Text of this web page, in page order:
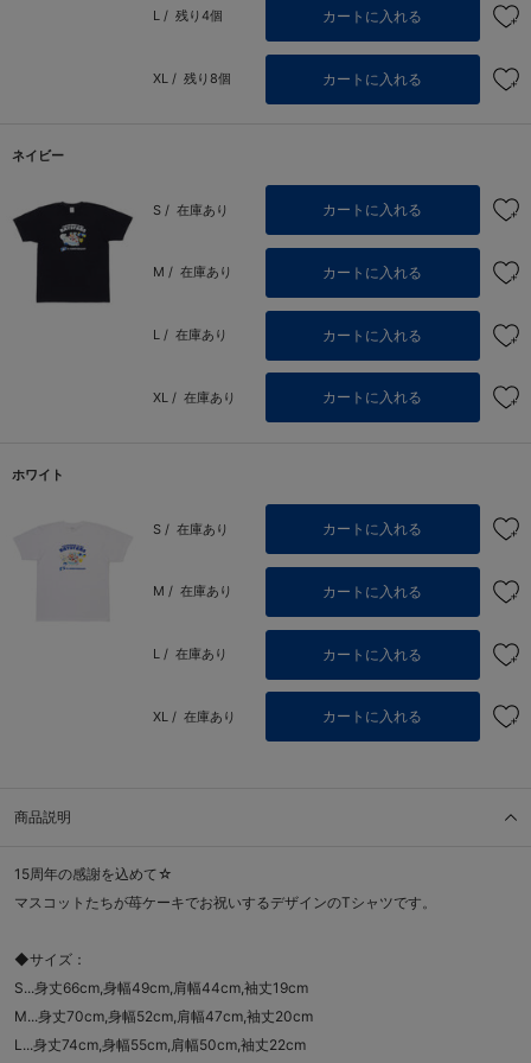
L / 残り4個 カートに入れる
XL / 残り8個 カートに入れる
ネイビー
S / 在庫あり カートに入れる
M / 在庫あり カートに入れる
L / 在庫あり カートに入れる
XL / 在庫あり カートに入れる
ホワイト
S / 在庫あり カートに入れる
M / 在庫あり カートに入れる
L / 在庫あり カートに入れる
XL / 在庫あり カートに入れる
商品説明
15周年の感謝を込めて☆
マスコットたちが苺ケーキでお祝いするデザインのTシャツです。
◆サイズ：
S...身丈66cm,身幅49cm,肩幅44cm,袖丈19cm
M...身丈70cm,身幅52cm,肩幅47cm,袖丈20cm
L...身丈74cm,身幅55cm,肩幅50cm,袖丈22cm